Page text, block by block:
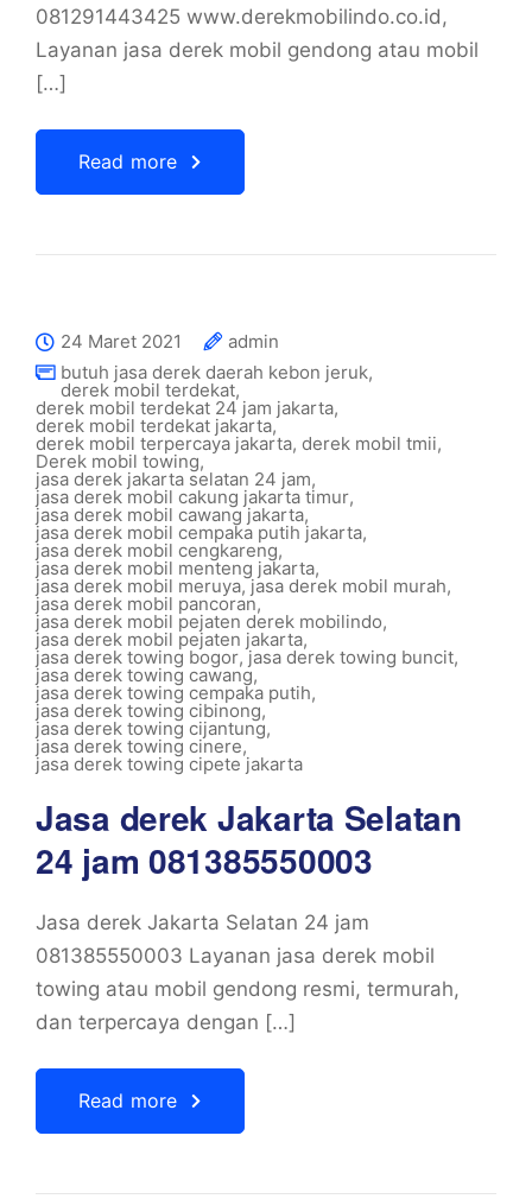
081291443425 www.derekmobilindo.co.id,
Layanan jasa derek mobil gendong atau mobil
[…]
Read more
24 Maret 2021
admin
butuh jasa derek daerah kebon jeruk,
derek mobil terdekat,
derek mobil terdekat 24 jam jakarta,
derek mobil terdekat jakarta,
derek mobil terpercaya jakarta, derek mobil tmii,
Derek mobil towing,
jasa derek jakarta selatan 24 jam,
jasa derek mobil cakung jakarta timur,
jasa derek mobil cawang jakarta,
jasa derek mobil cempaka putih jakarta,
jasa derek mobil cengkareng,
jasa derek mobil menteng jakarta,
jasa derek mobil meruya,jasa derek mobil murah,
jasa derek mobil pancoran,
jasa derek mobil pejaten derek mobilindo,
jasa derek mobil pejaten jakarta,
jasa derek towing bogor,jasa derek towing buncit,
jasa derek towing cawang,
jasa derek towing cempaka putih,
jasa derek towing cibinong,
jasa derek towing cijantung,
jasa derek towing cinere,
jasa derek towing cipete jakarta
Jasa derek Jakarta Selatan
24 jam 081385550003
Jasa derek Jakarta Selatan 24 jam
081385550003 Layanan jasa derek mobil
towing atau mobil gendong resmi, termurah,
dan terpercaya dengan […]
Read more